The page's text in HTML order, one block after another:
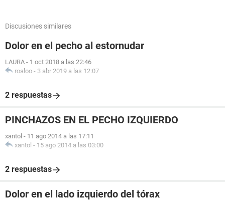
Discusiones similares
Dolor en el pecho al estornudar
LAURA - 1 oct 2018 a las 22:46
roaloo - 3 abr 2019 a las 12:07
2 respuestas
PINCHAZOS EN EL PECHO IZQUIERDO
xantol - 11 ago 2014 a las 17:11
xantol - 15 ago 2014 a las 03:00
2 respuestas
Dolor en el lado izquierdo del tórax